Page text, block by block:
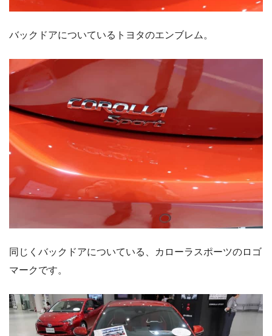
バックドアについているトヨタのエンブレム。
同じくバックドアについている、カローラスポーツのロゴ
マークです。